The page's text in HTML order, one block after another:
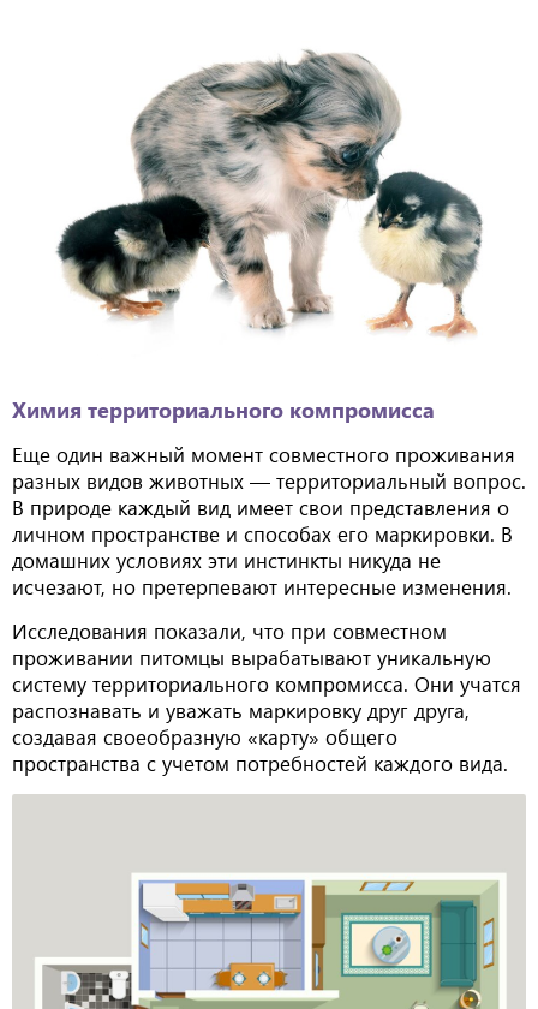
Химия территориального компромисса
Еще один важный момент совместного проживания
разных видов животных — территориальный вопрос.
В природе каждый вид имеет свои представления о
личном пространстве и способах его маркировки. В
домашних условиях эти инстинкты никуда не
исчезают, но претерпевают интересные изменения.
Исследования показали, что при совместном
проживании питомцы вырабатывают уникальную
систему территориального компромисса. Они учатся
распознавать и уважать маркировку друг друга,
создавая своеобразную «карту» общего
пространства с учетом потребностей каждого вида.